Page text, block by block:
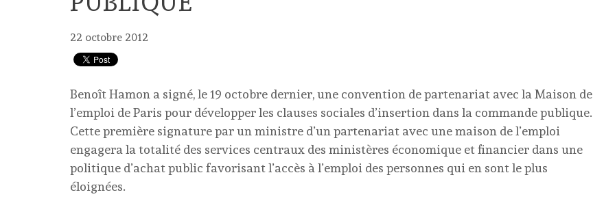
22 octobre 2012
Benoît Hamon a signé, le 19 octobre dernier, une convention de partenariat avec la Maison de
l’emploi de Paris pour développer les clauses sociales d’insertion dans la commande publique.
Cette première signature par un ministre d’un partenariat avec une maison de l’emploi
engagera la totalité des services centraux des ministères économique et financier dans une
politique d’achat public favorisant l’accès à l’emploi des personnes qui en sont le plus
éloignées.